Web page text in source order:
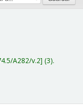
A282/v.2 (3).